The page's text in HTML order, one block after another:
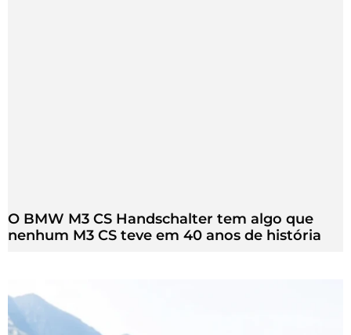
O BMW M3 CS Handschalter tem algo que
nenhum M3 CS teve em 40 anos de história